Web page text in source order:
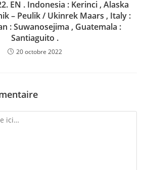
EN . Indonesia : Kerinci , Alaska
– Peulik / Ukinrek Maars , Italy :
: Suwanosejima , Guatemala :
Santiaguito .
20 octobre 2022